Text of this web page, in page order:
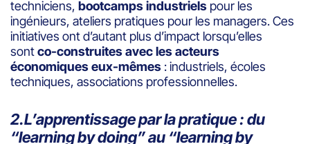
techniciens, bootcamps industriels pour les
ingénieurs, ateliers pratiques pour les managers. Ces
initiatives ont d’autant plus d’impact lorsqu’elles
sontco-construites avec les acteurs
économiques eux-mêmes : industriels, écoles
techniques, associations professionnelles.
2.L’apprentissage par la pratique : du
“learning by doing” au “learning by